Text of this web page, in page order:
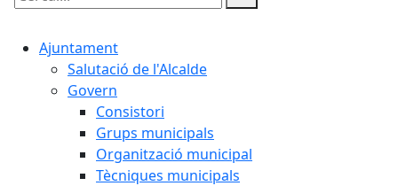
Cercar:
Ajuntament
Salutació de l'Alcalde
Govern
Consistori
Grups municipals
Organització municipal
Tècniques municipals